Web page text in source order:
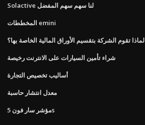
Solactive لنا سهم سهم المفضل
المخططات emini
لماذا تقوم الشركة بتقسيم الأوراق المالية الخاصة بها؟
شراء تأمين السيارات على الانترنت رخيصة
أساليب تخصيص التجارة
معدل انتشار حاسبة
مؤشر سار فون 5s